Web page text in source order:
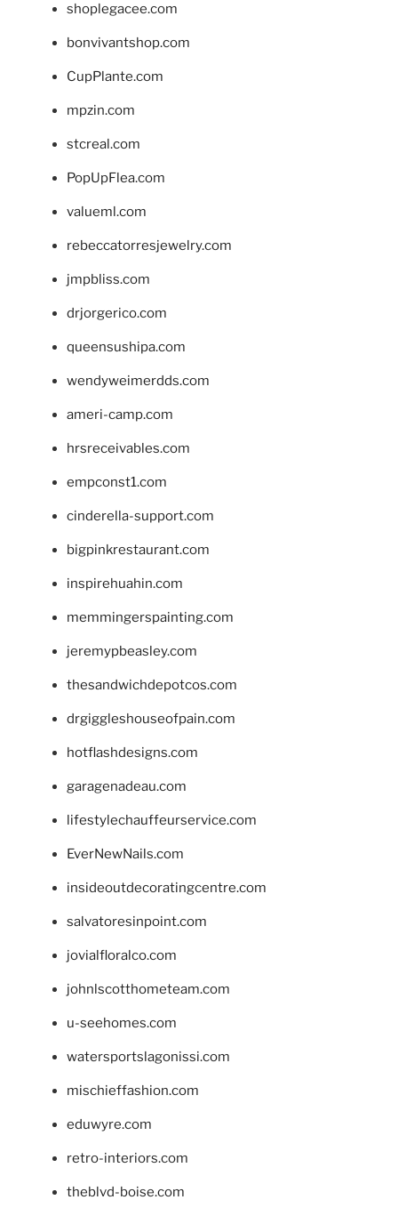
shoplegacee.com
bonvivantshop.com
CupPlante.com
mpzin.com
stcreal.com
PopUpFlea.com
valueml.com
rebeccatorresjewelry.com
jmpbliss.com
drjorgerico.com
queensushipa.com
wendyweimerdds.com
ameri-camp.com
hrsreceivables.com
empconst1.com
cinderella-support.com
bigpinkrestaurant.com
inspirehuahin.com
memmingerspainting.com
jeremypbeasley.com
thesandwichdepotcos.com
drgiggleshouseofpain.com
hotflashdesigns.com
garagenadeau.com
lifestylechauffeurservice.com
EverNewNails.com
insideoutdecoratingcentre.com
salvatoresinpoint.com
jovialfloralco.com
johnlscotthometeam.com
u-seehomes.com
watersportslagonissi.com
mischieffashion.com
eduwyre.com
retro-interiors.com
theblvd-boise.com